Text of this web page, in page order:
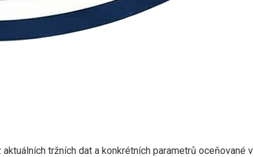
tržních dat a konkrétních parametrů oceňované